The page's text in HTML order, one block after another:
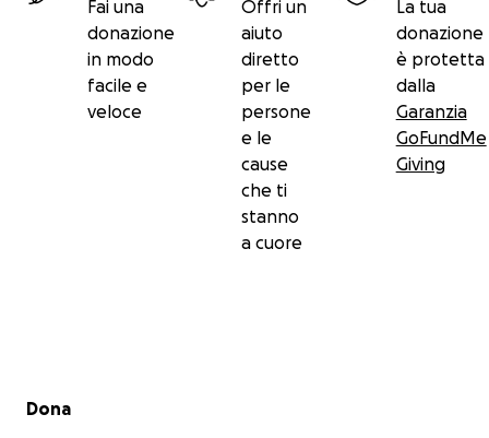
Fai una
donazione
in modo
facile e
veloce
Offri un
aiuto
diretto
per le
persone
e le
cause
che ti
stanno
a cuore
La tua
donazione
è protetta
dalla
Garanzia
GoFundMe
Giving
Menu secondario
Dona